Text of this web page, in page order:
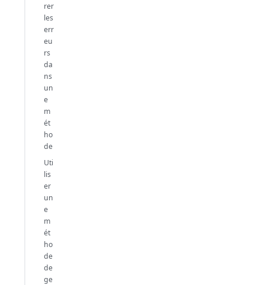
rer
les
err
eu
rs
da
ns
un
e
m
ét
ho
de
Uti
lis
er
un
e
m
ét
ho
de
de
ge